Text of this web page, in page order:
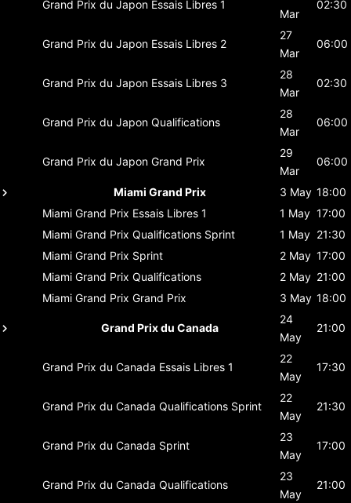
Grand Prix du Japon Essais Libres 1
Mar
02:30
Grand Prix du Japon Essais Libres 2
27
Mar
06:00
Grand Prix du Japon Essais Libres 3
28
Mar
02:30
Grand Prix du Japon Qualifications
28
Mar
06:00
Grand Prix du Japon Grand Prix
29
Mar
06:00
Miami Grand Prix 3 May 18:00
Miami Grand Prix Essais Libres 1 1 May 17:00
Miami Grand Prix Qualifications Sprint 1 May 21:30
Miami Grand Prix Sprint 2 May 17:00
Miami Grand Prix Qualifications 2 May 21:00
Miami Grand Prix Grand Prix 3 May 18:00
Grand Prix du Canada
24
May
21:00
Grand Prix du Canada Essais Libres 1
22
May
17:30
Grand Prix du Canada Qualifications Sprint
22
May
21:30
Grand Prix du Canada Sprint
23
May
17:00
Grand Prix du Canada Qualifications
23
May
21:00